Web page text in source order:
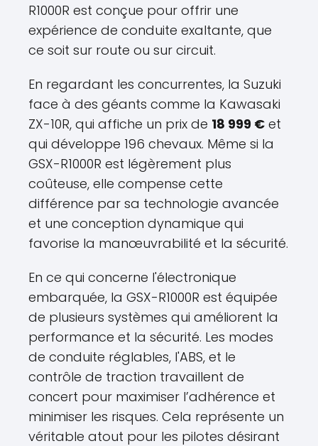
R1000R est conçue pour offrir une
expérience de conduite exaltante, que
ce soit sur route ou sur circuit.
En regardant les concurrentes, la Suzuki
face à des géants comme la Kawasaki
ZX-10R, qui affiche un prix de 18 999 € et
qui développe 196 chevaux. Même si la
GSX-R1000R est légèrement plus
coûteuse, elle compense cette
différence par sa technologie avancée
et une conception dynamique qui
favorise la manœuvrabilité et la sécurité.
En ce qui concerne l'électronique
embarquée, la GSX-R1000R est équipée
de plusieurs systèmes qui améliorent la
performance et la sécurité. Les modes
de conduite réglables, l'ABS, et le
contrôle de traction travaillent de
concert pour maximiser l’adhérence et
minimiser les risques. Cela représente un
véritable atout pour les pilotes désirant